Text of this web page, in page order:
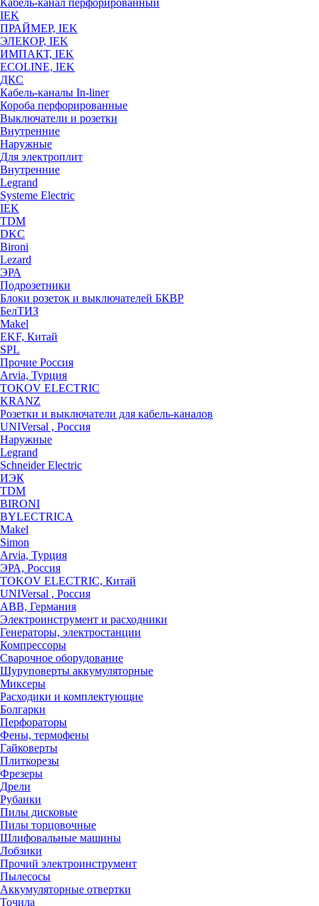
Кабель-канал перфорированный
IEK
ПРАЙМЕР, IEK
ЭЛЕКОР, IEK
ИМПАКТ, IEK
ECOLINE, IEK
ДКС
Кабель-каналы In-liner
Короба перфорированные
Выключатели и розетки
Внутренние
Наружные
Для электроплит
Внутренние
Legrand
Systeme Electric
IEK
TDM
DKC
Bironi
Lezard
ЭРА
Подрозетники
Блоки розеток и выключателей БКВР
БелТИЗ
Makel
EKF, Китай
SPL
Прочие Россия
Arvia, Турция
TOKOV ELECTRIC
KRANZ
Розетки и выключатели для кабель-каналов
UNIVersal , Россия
Наружные
Legrand
Schneider Electric
ИЭК
TDM
BIRONI
BYLECTRICA
Makel
Simon
Arvia, Турция
ЭРА, Россия
TOKOV ELECTRIC, Китай
UNIVersal , Россия
ABB, Германия
Электроинструмент и расходники
Генераторы, электростанции
Компрессоры
Сварочное оборудование
Шуруповерты аккумуляторные
Миксеры
Расходики и комплектующие
Болгарки
Перфораторы
Фены, термофены
Гайковерты
Плиткорезы
Фрезеры
Дрели
Рубанки
Пилы дисковые
Пилы торцовочные
Шлифовальные машины
Лобзики
Прочий электроинструмент
Пылесосы
Аккумуляторные отвертки
Точила